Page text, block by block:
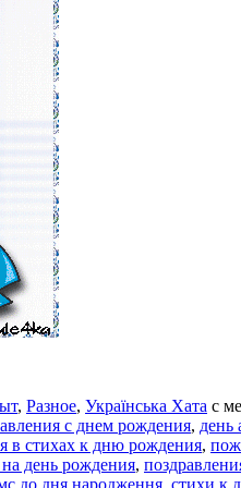
, Разное, Українська Хата с
с днем рождения, день
в стихах к дню рождения,
день рождения,
до дня народження стихи к